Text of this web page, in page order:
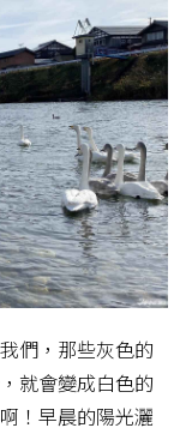
們，那些灰色的
就會變成白色的
！早晨的陽光灑